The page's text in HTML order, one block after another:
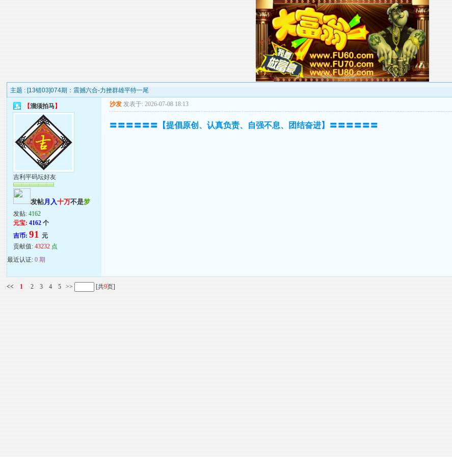
主题 : [13错03]074期：震撼六合-力挫群雄平特一尾
【溜须拍马 】
吉利平码坛好友
发帖月入十万不是梦
发贴:4162
元宝: 4162个
吉币:91元
贡献值:43232 点
最近认证:0 期
沙发 发表于: 2026-07-08 18:13
〓〓〓〓〓〓【提倡原创、认真负责、自强不息、团结奋进】〓〓〓〓〓〓
<< 1 2 3 4 5 >> [共9页]